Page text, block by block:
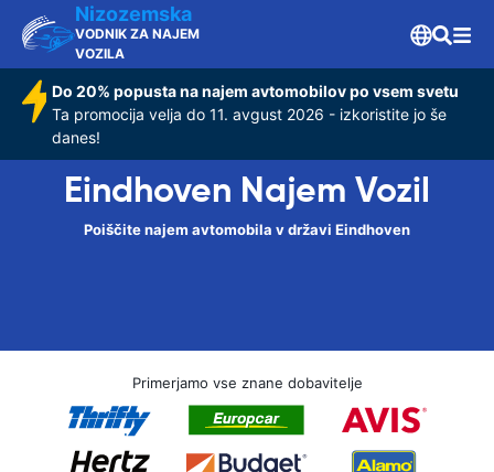
Nizozemska
VODNIK ZA NAJEM
VOZILA
Do 20% popusta na najem avtomobilov po vsem svetu
Ta promocija velja do 11. avgust 2026 - izkoristite jo še
danes!
Eindhoven Najem Vozil
Poiščite najem avtomobila v državi Eindhoven
Primerjamo vse znane dobavitelje